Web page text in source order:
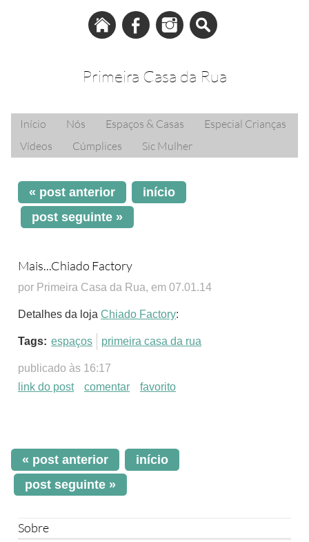
Primeira Casa da Rua
Início Nós Espaços & Casas
Especial Crianças
Vídeos
Cúmplices Sic Mulher
« post anterior
início
post seguinte »
Mais...Chiado Factory
por Primeira Casa da Rua, em 07.01.14
Detalhes da loja Chiado Factory:
Tags: espaços primeira casa da rua
publicado às 16:17
link do post
comentar favorito
« post anterior
início
post seguinte »
Sobre